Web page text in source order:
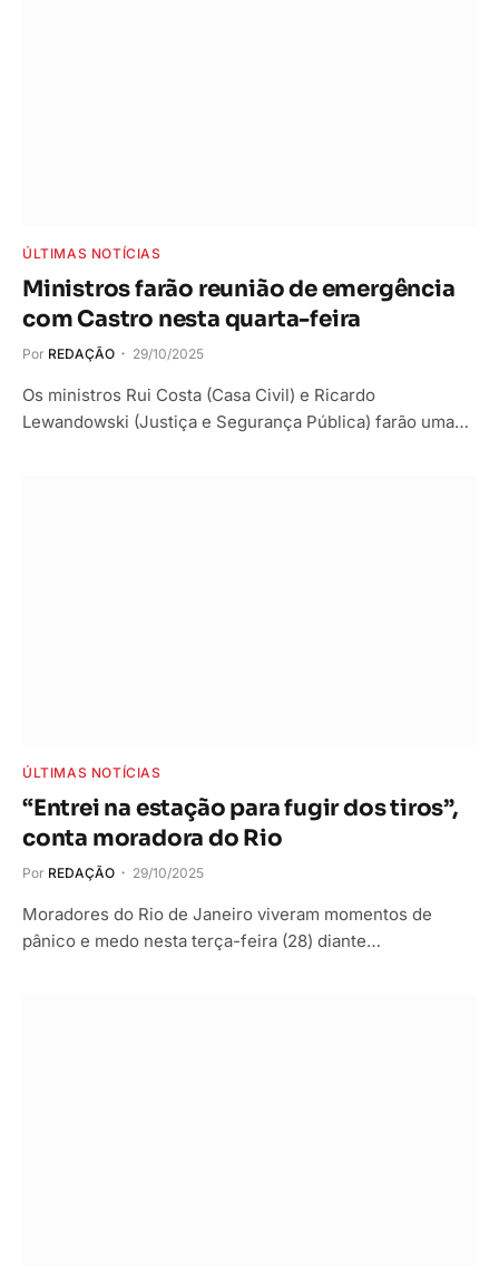
ÚLTIMAS NOTÍCIAS
Ministros farão reunião de emergência
com Castro nesta quarta-feira
Por REDAÇÃO 29/10/2025
Os ministros Rui Costa (Casa Civil) e Ricardo
Lewandowski (Justiça e Segurança Pública) farão uma…
ÚLTIMAS NOTÍCIAS
“Entrei na estação para fugir dos tiros”,
conta moradora do Rio
Por REDAÇÃO 29/10/2025
Moradores do Rio de Janeiro viveram momentos de
pânico e medo nesta terça-feira (28) diante…